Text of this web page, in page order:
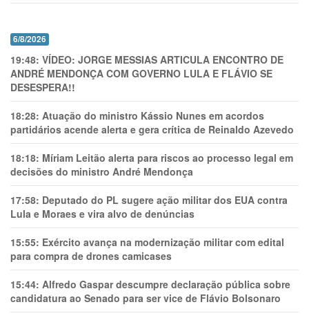
6/8/2026
19:48: VÍDEO: JORGE MESSIAS ARTICULA ENCONTRO DE
ANDRÉ MENDONÇA COM GOVERNO LULA E FLÁVIO SE
DESESPERA!!
18:28: Atuação do ministro Kássio Nunes em acordos
partidários acende alerta e gera crítica de Reinaldo Azevedo
18:18: Míriam Leitão alerta para riscos ao processo legal em
decisões do ministro André Mendonça
17:58: Deputado do PL sugere ação militar dos EUA contra
Lula e Moraes e vira alvo de denúncias
15:55: Exército avança na modernização militar com edital
para compra de drones camicases
15:44: Alfredo Gaspar descumpre declaração pública sobre
candidatura ao Senado para ser vice de Flávio Bolsonaro